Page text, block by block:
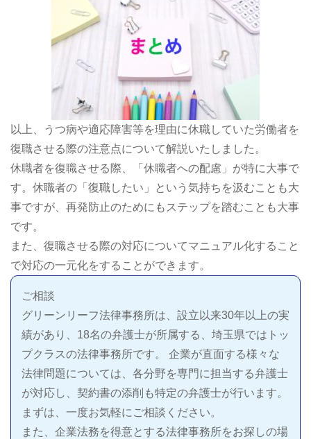
以上、うつ病や適応障害等を理由に休職していた労働者を
復職させる際の注意点について解説いたしました。
休職者を復職させる際、「休職者への配慮」が特に大事で
す。休職者の「復職したい」という気持ちを汲むことも大
事ですが、再発防止のためにもステップを踏むことも大事
です。
また、復職させる際の対応についてマニュアル化すること
で対応の一元化をすることができます。
ご相談
グリーンリーフ法律事務所は、設立以来30年以上の実
績があり、18名の弁護士が所属する、埼玉県ではトッ
プクラスの法律事務所です。 企業が直面する様々な
法律問題については、各分野を専門に担当する弁護士
が対応し、契約書の添削も特定の弁護士が行います。
まずは、一度お気軽にご相談ください。
また、企業法務を得意とする法律事務所をお探しの場